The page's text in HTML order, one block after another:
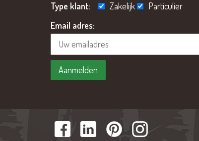
Type klant:
Zakelijk
Particulier
Email adres: